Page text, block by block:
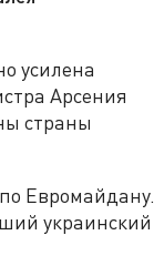
усилена
Арсения
страны
Евромайдану.
украинский